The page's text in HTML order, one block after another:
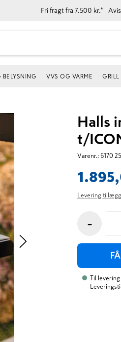
Fri fragt fra 7.500 kr.*
BELYSNING VVS OG VARME GRILL
Halls
t/
Varenr.: 6170
Levering
-
Til levering